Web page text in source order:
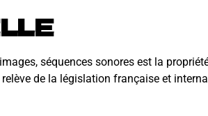
séquences sonores est la propriété
relève de la législation française et